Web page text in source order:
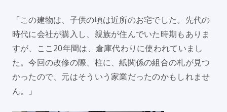
「この建物は、子供の頃は近所のお宅でした。先代の
時代に会社が購入し、親族が住んでいた時期もありま
すが、ここ20年間は、倉庫代わりに使われていまし
た。今回の改修の際、柱に、紙関係の組合の札が見つ
かったので、元はそういう家業だったのかもしれませ
ん。」